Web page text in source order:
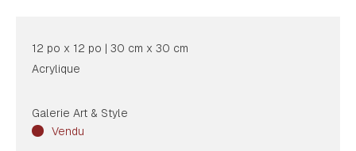
12 po x 12 po | 30 cm x 30 cm
Acrylique
Galerie Art & Style
Vendu